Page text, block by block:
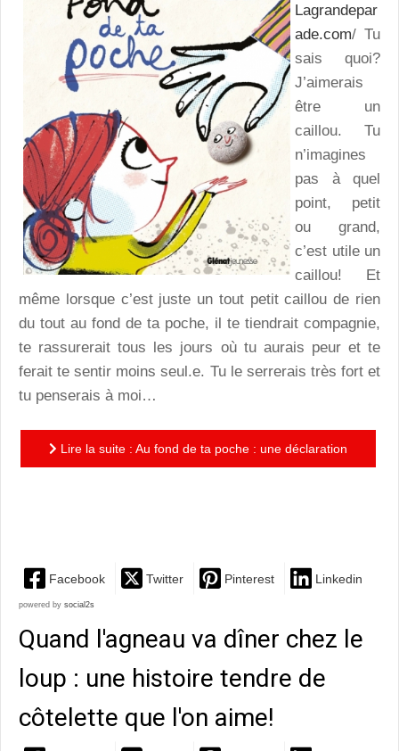
Lagrandepar
ade.com/ Tu
sais quoi?
J’aimerais
être un
caillou. Tu
n’imagines
pas à quel
point, petit
ou grand,
c’est utile un
caillou! Et
même lorsque c’est juste un tout petit caillou de rien
du tout au fond de ta poche, il te tiendrait compagnie,
te rassurerait tous les jours où tu aurais peur et te
ferait te sentir moins seul.e. Tu le serrerais très fort et
tu penserais à moi…
Lire la suite : Au fond de ta poche : une déclaration
Facebook Twitter Pinterest Linkedin
powered by social2s
Quand l'agneau va dîner chez le
loup : une histoire tendre de
côtelette que l'on aime!